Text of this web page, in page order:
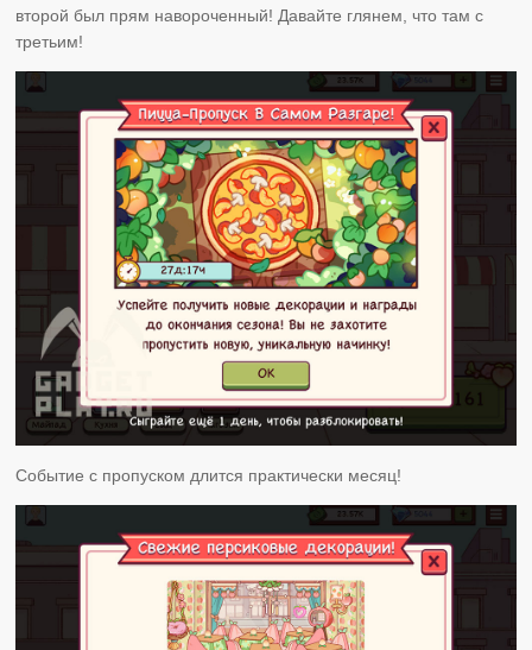
второй был прям навороченный! Давайте глянем, что там с
третьим!
Событие с пропуском длится практически месяц!